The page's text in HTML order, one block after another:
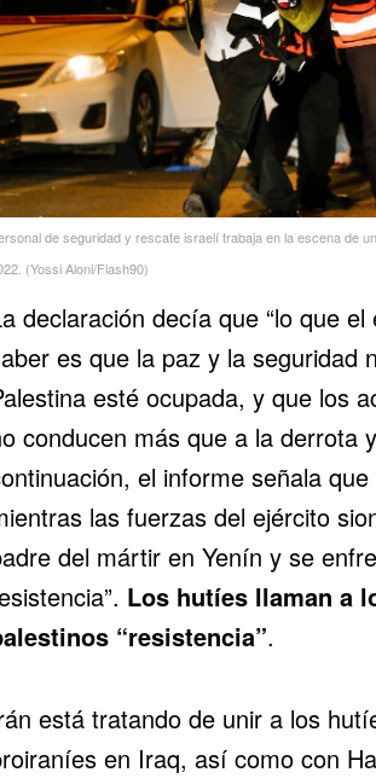
de seguridad y rescate israelí trabaja en la escena de
(Yossi Aloni/Flash90)
declaración decía que “lo que
es que la paz y la seguridad
esté ocupada, y que los
conducen más que a la derrota
el informe señala
las fuerzas del ejército
del mártir en Yenín y se
Los hutíes llaman a
“resistencia”.
está tratando de unir a los
en Iraq, así como con